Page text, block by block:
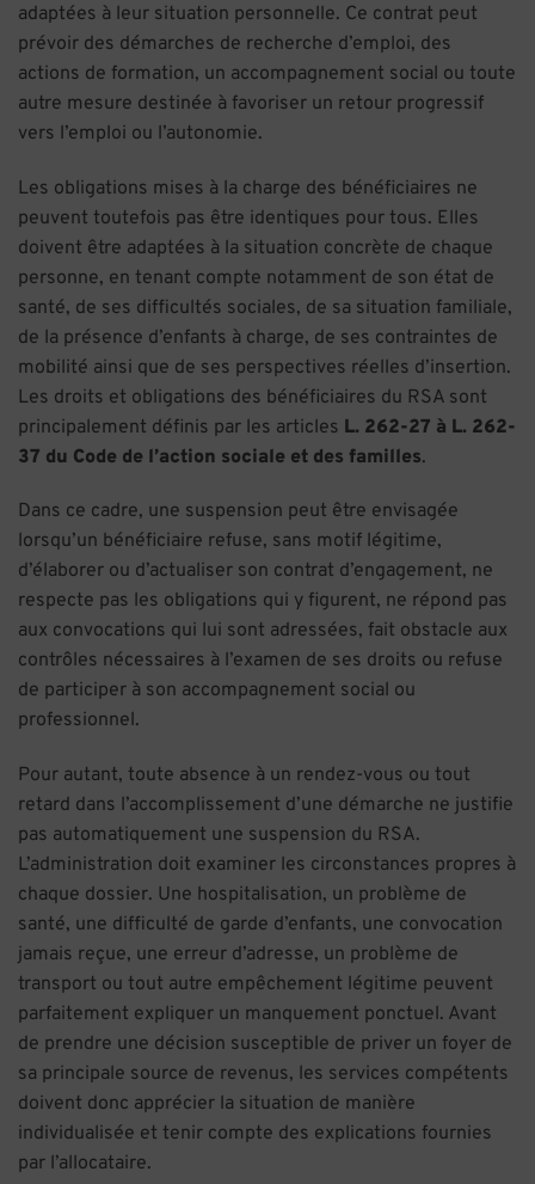
adaptées à leur situation personnelle. Ce contrat peut
prévoir des démarches de recherche d’emploi, des
actions de formation, un accompagnement social ou toute
autre mesure destinée à favoriser un retour progressif
vers l’emploi ou l’autonomie.
Les obligations mises à la charge des bénéficiaires ne
peuvent toutefois pas être identiques pour tous. Elles
doivent être adaptées à la situation concrète de chaque
personne, en tenant compte notamment de son état de
santé, de ses difficultés sociales, de sa situation familiale,
de la présence d’enfants à charge, de ses contraintes de
mobilité ainsi que de ses perspectives réelles d’insertion.
Les droits et obligations des bénéficiaires du RSA sont
principalement définis par les articles L. 262-27 à L. 262-
37 du Code de l’action sociale et des familles.
Dans ce cadre, une suspension peut être envisagée
lorsqu’un bénéficiaire refuse, sans motif légitime,
d’élaborer ou d’actualiser son contrat d’engagement, ne
respecte pas les obligations qui y figurent, ne répond pas
aux convocations qui lui sont adressées, fait obstacle aux
contrôles nécessaires à l’examen de ses droits ou refuse
de participer à son accompagnement social ou
professionnel.
Pour autant, toute absence à un rendez-vous ou tout
retard dans l’accomplissement d’une démarche ne justifie
pas automatiquement une suspension du RSA.
L’administration doit examiner les circonstances propres à
chaque dossier. Une hospitalisation, un problème de
santé, une difficulté de garde d’enfants, une convocation
jamais reçue, une erreur d’adresse, un problème de
transport ou tout autre empêchement légitime peuvent
parfaitement expliquer un manquement ponctuel. Avant
de prendre une décision susceptible de priver un foyer de
sa principale source de revenus, les services compétents
doivent donc apprécier la situation de manière
individualisée et tenir compte des explications fournies
par l’allocataire.